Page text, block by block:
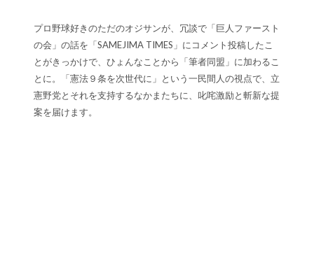
プロ野球好きのただのオジサンが、冗談で「巨人ファースト
の会」の話を「SAMEJIMA TIMES」にコメント投稿したこ
とがきっかけで、ひょんなことから「筆者同盟」に加わるこ
とに。「憲法９条を次世代に」という一民間人の視点で、立
憲野党とそれを支持するなかまたちに、叱咤激励と斬新な提
案を届けます。